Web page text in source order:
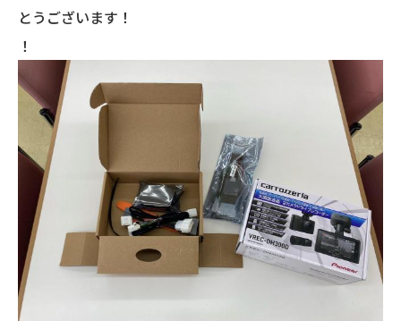
とうございます！
！